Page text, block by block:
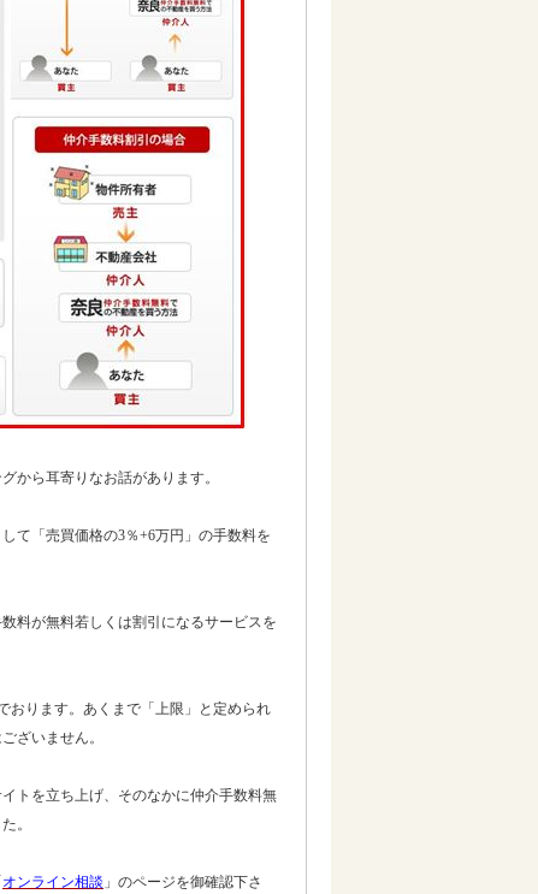
から耳寄りなお話があります。
て「売買価格の3％+6万円」の手数料を
料が無料若しくは割引になるサービスを
おります。あくまで「上限」と定められ
ざいません。
トを立ち上げ、そのなかに仲介手数料無
。
オンライン相談 」のページを御確認下さ